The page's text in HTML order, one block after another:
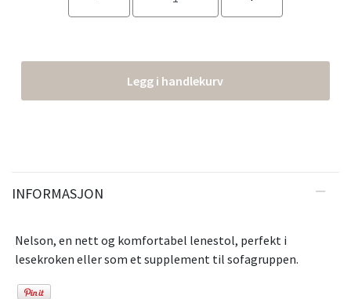
Legg i handlekurv
INFORMASJON
Nelson, en nett og komfortabel lenestol, perfekt i
lesekroken eller som et supplement til sofagruppen.